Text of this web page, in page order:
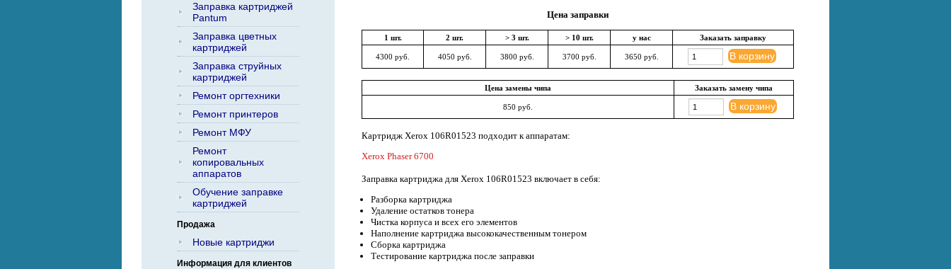
Заправка картриджей
Pantum
Заправка цветных
картриджей
Заправка струйных
картриджей
Ремонт оргтехники
Ремонт принтеров
Ремонт МФУ
Ремонт
копировальных
аппаратов
Обучение заправке
картриджей
Продажа
Новые картриджи
Информация для клиентов
Цена заправки
1 шт. 2 шт. > 3 шт. > 10 шт. у нас Заказать заправку
4300 руб. 4050 руб. 3800 руб. 3700 руб. 3650 руб. В корзину
Цена замены чипа Заказать замену чипа
850 руб. В корзину
Картридж Xerox 106R01523 подходит к аппаратам:
Xerox Phaser 6700
Заправка картриджа для Xerox 106R01523 включает в себя:
Разборка картриджа
Удаление остатков тонера
Чистка корпуса и всех его элементов
Наполнение картриджа высококачественным тонером
Сборка картриджа
Тестирование картриджа после заправки